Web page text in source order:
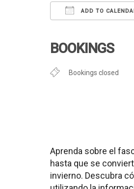
ADD TO
BOOKINGS
Bookings closed
Aprenda sobre el
hasta que se
invierno. Descubra